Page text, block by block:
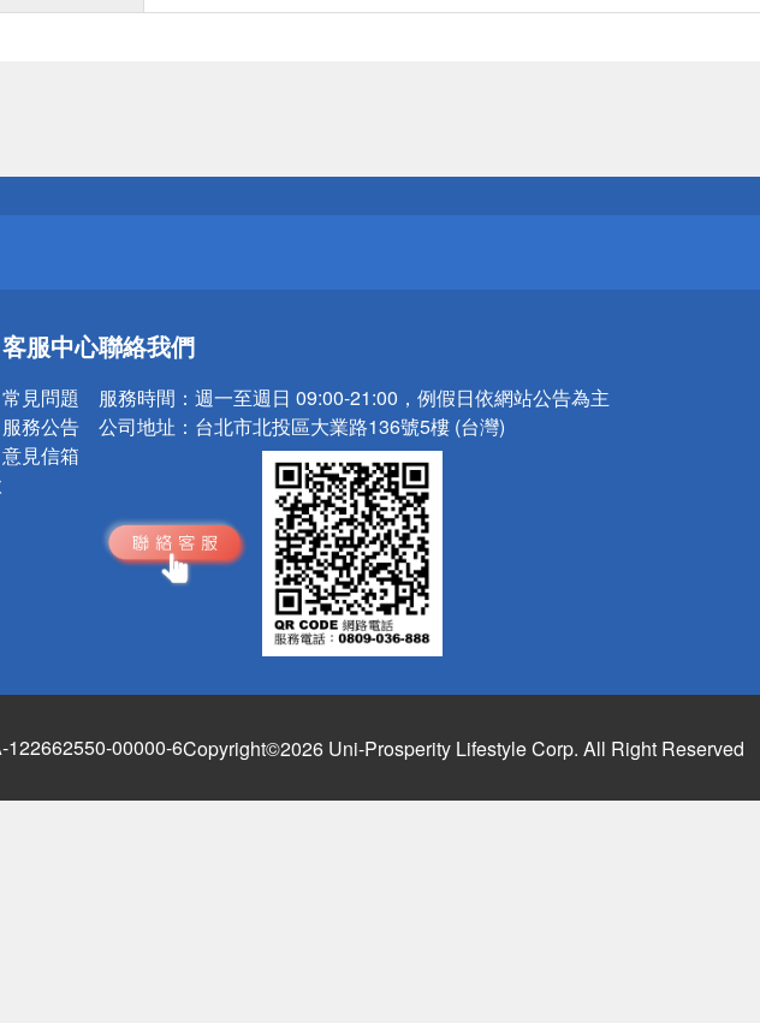
小心！
小心！
客服中心
常見問題
服務公告
意見信箱
聯絡我們
服務時間： 週一至週日 09:00-21:00，例假日依網站公告為主
公司地址： 台北市北投區大業路136號5樓 (台灣)
122662550-00000-6Copyright©2026 Uni-Prosperity Lifestyle Corp. All Right Reserved